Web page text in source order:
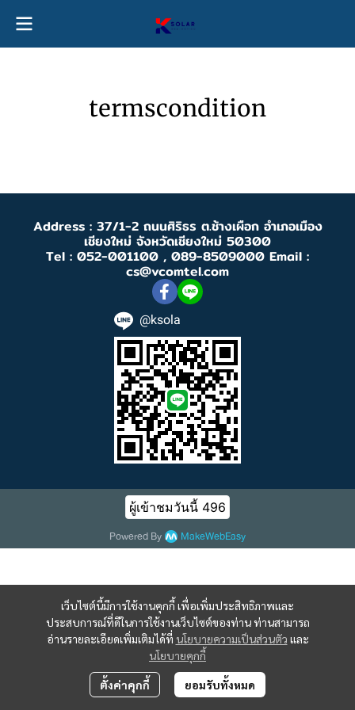
termscondition
เว็บไซต์นี้มีการใช้งานคุกกี้ เพื่อเพิ่มประสิทธิภาพและ
ประสบการณ์ที่ดีในการใช้งานเว็บไซต์ของท่าน ท่านสามารถ
อ่านรายละเอียดเพิ่มเติมได้ที่ นโยบายความเป็นส่วนตัว และ
นโยบายคุกกี้
ตั้งค่าคุกกี้ ยอมรับทั้งหมด
Address : 37/1-2 ถนนศิริธร ต.ช้างเผือก อำเภอเมือง
เชียงใหม่ จังหวัดเชียงใหม่ 50300
Tel : 052-001100 , 089-8509000 Email :
cs@vcomtel.com
@ksola
ผู้เข้าชมวันนี้ 496
Powered By MakeWebEasy